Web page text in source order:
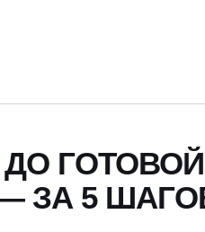
ГОТОВОЙ
ЗА 5